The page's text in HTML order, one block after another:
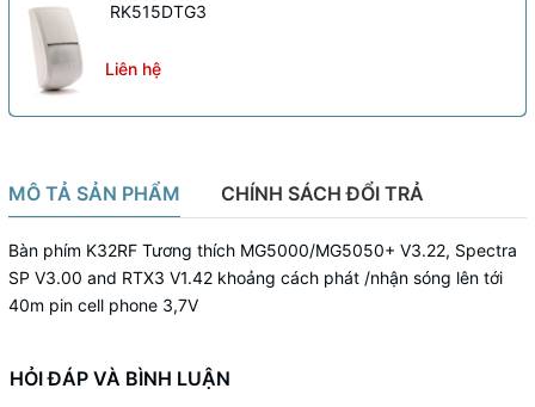
RK515DTG3
Liên hệ
MÔ TẢ SẢN PHẨM CHÍNH SÁCH ĐỔI TRẢ
Bàn phím K32RF Tương thích MG5000/MG5050+ V3.22, Spectra
SP V3.00 and RTX3 V1.42 khoảng cách phát /nhận sóng lên tới
40m pin cell phone 3,7V
HỎI ĐÁP VÀ BÌNH LUẬN